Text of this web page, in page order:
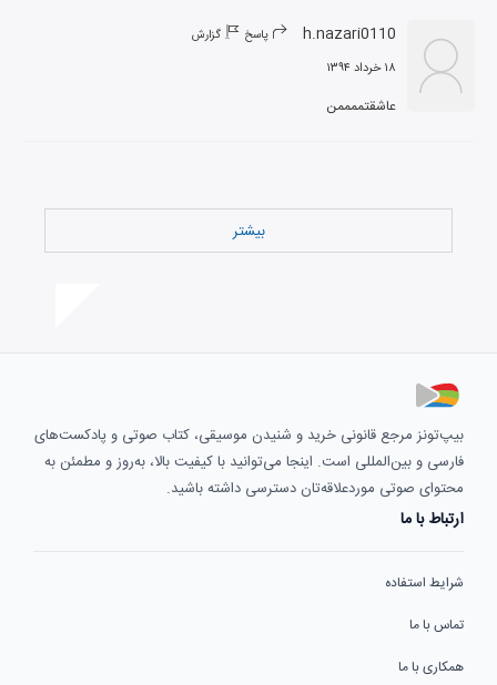
h.nazari0110 پاسخ گزارش
۱۸ خرداد ۱۳۹۴
عاشقتممممن
بیشتر
بیپ‌تونز مرجع قانونی خرید و شنیدن موسیقی، کتاب صوتی و پادکست‌های
فارسی و بین‌المللی است. اینجا می‌توانید با کیفیت بالا، به‌روز و مطمئن به
محتوای صوتی موردعلاقه‌تان دسترسی داشته باشید.
ارتباط با ما
شرایط استفاده
تماس با ما
همکاری با ما